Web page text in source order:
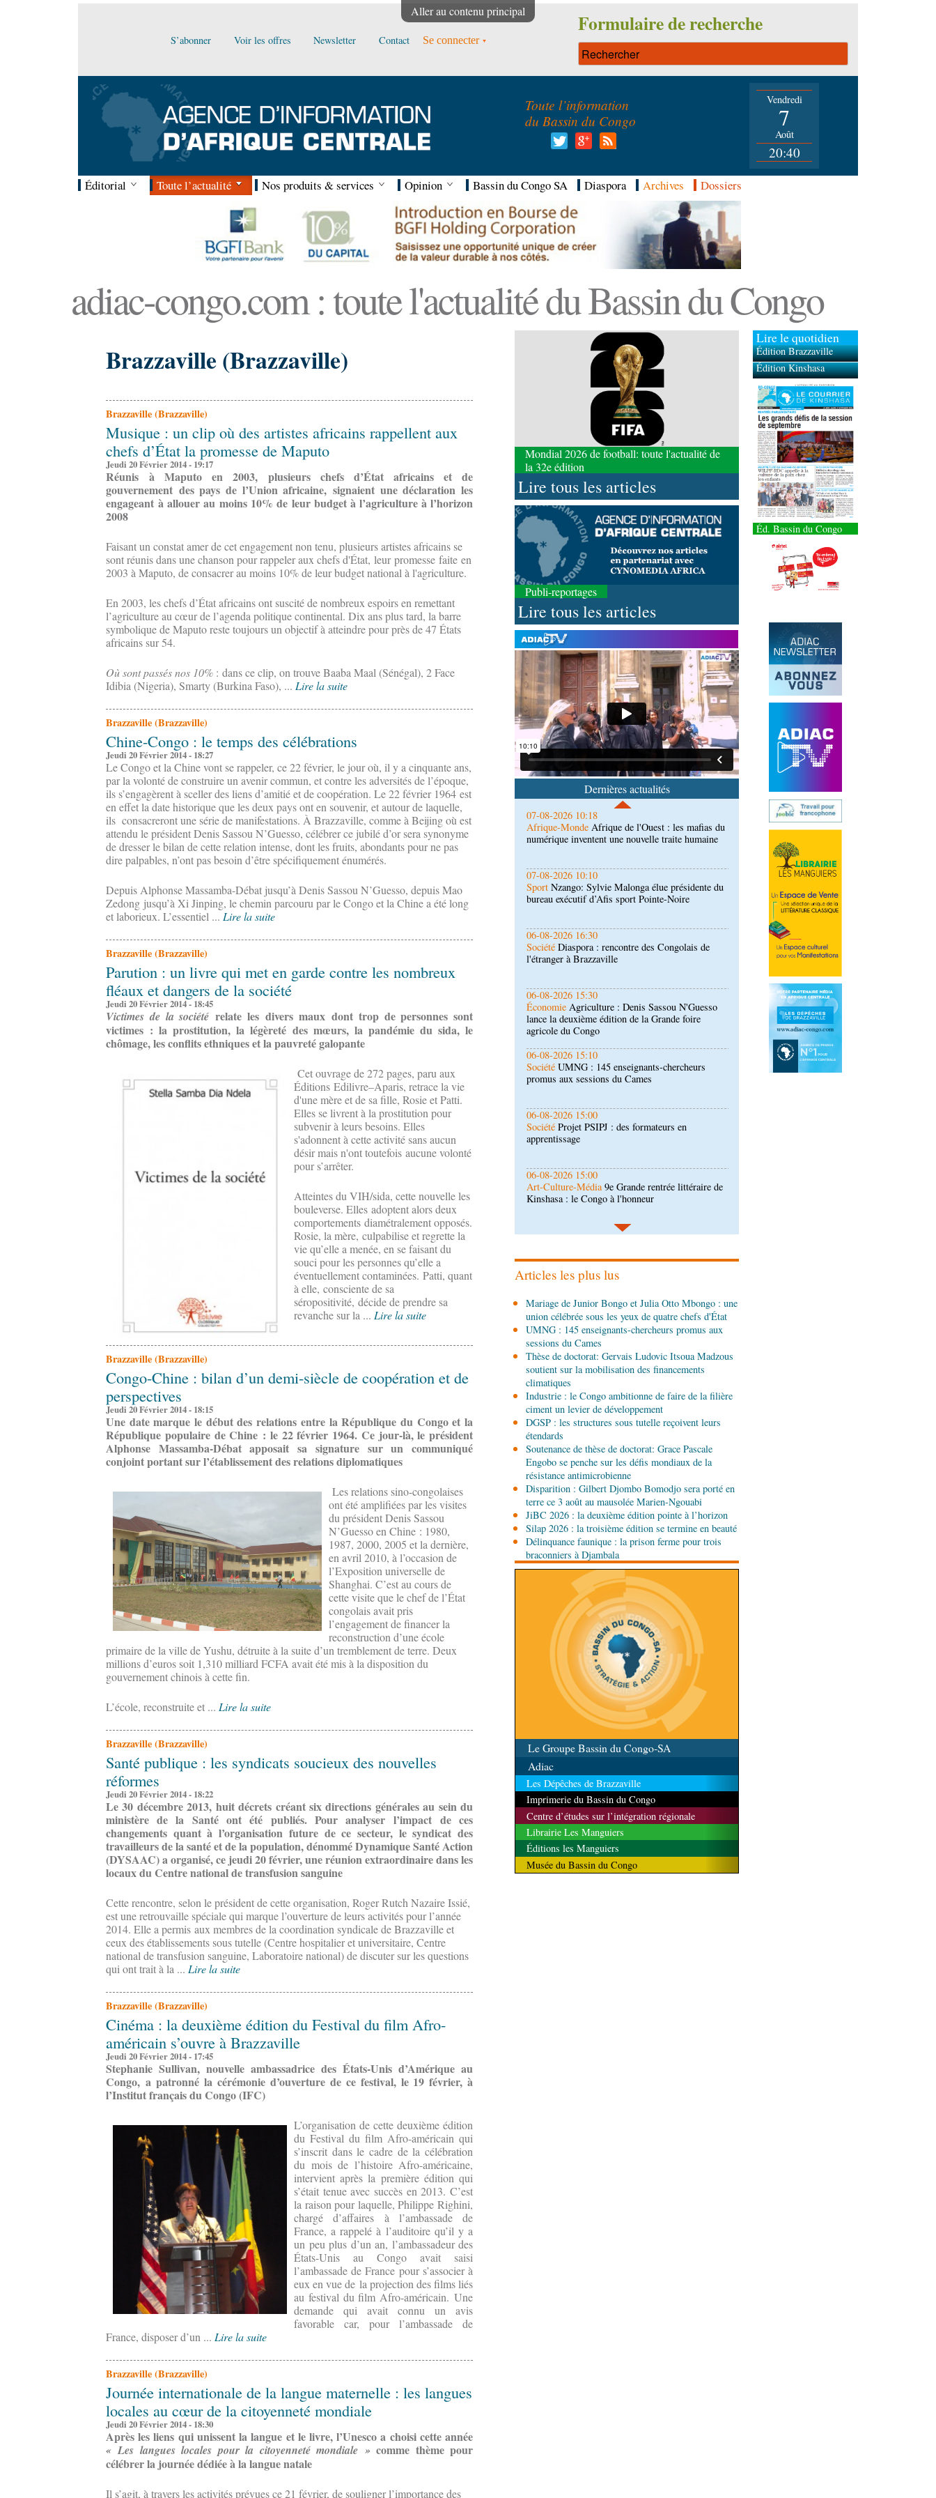
Aller au contenu principal
S’abonner Voir les offres Newsletter Contact Se connecter
Formulaire de recherche
Toute l’information
du Bassin du Congo
Vendredi
7
Août
20:40
Éditorial Toute l’actualité Nos produits & services Opinion Bassin du Congo SA Diaspora Archives Dossiers
adiac-congo.com : toute l'actualité du Bassin du Congo
Brazzaville (Brazzaville)
Brazzaville (Brazzaville)
Musique : un clip où des artistes africains rappellent aux
chefs d’État la promesse de Maputo
Jeudi 20 Février 2014 - 19:17
Réunis à Maputo en 2003, plusieurs chefs d’État africains et de
gouvernement des pays de l’Union africaine, signaient une déclaration les
engageant à allouer au moins 10% de leur budget à l’agriculture à l’horizon
2008
Faisant un constat amer de cet engagement non tenu, plusieurs artistes africains se
sont réunis dans une chanson pour rappeler aux chefs d'État, leur promesse faite en
2003 à Maputo, de consacrer au moins 10% de leur budget national à l'agriculture.
En 2003, les chefs d’État africains ont suscité de nombreux espoirs en remettant
l’agriculture au cœur de l’agenda politique continental. Dix ans plus tard, la barre
symbolique de Maputo reste toujours un objectif à atteindre pour près de 47 États
africains sur 54.
Où sont passés nos 10% : dans ce clip, on trouve Baaba Maal (Sénégal), 2 Face
Idibia (Nigeria), Smarty (Burkina Faso), ... Lire la suite
Brazzaville (Brazzaville)
Chine-Congo : le temps des célébrations
Jeudi 20 Février 2014 - 18:27
Le Congo et la Chine vont se rappeler, ce 22 février, le jour où, il y a cinquante ans,
par la volonté de construire un avenir commun, et contre les adversités de l’époque,
ils s’engagèrent à sceller des liens d’amitié et de coopération. Le 22 février 1964 est
en effet la date historique que les deux pays ont en souvenir, et autour de laquelle,
ils consacreront une série de manifestations. À Brazzaville, comme à Beijing où est
attendu le président Denis Sassou N’Guesso, célébrer ce jubilé d’or sera synonyme
de dresser le bilan de cette relation intense, dont les fruits, abondants pour ne pas
dire palpables, n’ont pas besoin d’être spécifiquement énumérés.
Depuis Alphonse Massamba-Débat jusqu’à Denis Sassou N’Guesso, depuis Mao
Zedong jusqu’à Xi Jinping, le chemin parcouru par le Congo et la Chine a été long
et laborieux. L’essentiel ... Lire la suite
Brazzaville (Brazzaville)
Parution : un livre qui met en garde contre les nombreux
fléaux et dangers de la société
Jeudi 20 Février 2014 - 18:45
Victimes de la société relate les divers maux dont trop de personnes sont
victimes : la prostitution, la légèreté des mœurs, la pandémie du sida, le
chômage, les conflits ethniques et la pauvreté galopante
Cet ouvrage de 272 pages, paru aux
Éditions Edilivre–Aparis, retrace la vie
d'une mère et de sa fille, Rosie et Patti.
Elles se livrent à la prostitution pour
subvenir à leurs besoins. Elles
s'adonnent à cette activité sans aucun
désir mais n'ont toutefois aucune volonté
pour s’arrêter.
Atteintes du VIH/sida, cette nouvelle les
bouleverse. Elles adoptent alors deux
comportements diamétralement opposés.
Rosie, la mère, culpabilise et regrette la
vie qu’elle a menée, en se faisant du
souci pour les personnes qu’elle a
éventuellement contaminées. Patti, quant
à elle, consciente de sa
séropositivité, décide de prendre sa
revanche sur la ... Lire la suite
Brazzaville (Brazzaville)
Congo-Chine : bilan d’un demi-siècle de coopération et de
perspectives
Jeudi 20 Février 2014 - 18:15
Une date marque le début des relations entre la République du Congo et la
République populaire de Chine : le 22 février 1964. Ce jour-là, le président
Alphonse Massamba-Débat apposait sa signature sur un communiqué
conjoint portant sur l’établissement des relations diplomatiques
Les relations sino-congolaises
ont été amplifiées par les visites
du président Denis Sassou
N’Guesso en Chine : 1980,
1987, 2000, 2005 et la dernière,
en avril 2010, à l’occasion de
l’Exposition universelle de
Shanghai. C’est au cours de
cette visite que le chef de l’État
congolais avait pris
l’engagement de financer la
reconstruction d’une école
primaire de la ville de Yushu, détruite à la suite d’un tremblement de terre. Deux
millions d’euros soit 1,310 milliard FCFA avait été mis à la disposition du
gouvernement chinois à cette fin.
L’école, reconstruite et ... Lire la suite
Brazzaville (Brazzaville)
Santé publique : les syndicats soucieux des nouvelles
réformes
Jeudi 20 Février 2014 - 18:22
Le 30 décembre 2013, huit décrets créant six directions générales au sein du
ministère de la Santé ont été publiés. Pour analyser l’impact de ces
changements quant à l’organisation future de ce secteur, le syndicat des
travailleurs de la santé et de la population, dénommé Dynamique Santé Action
(DYSAAC) a organisé, ce jeudi 20 février, une réunion extraordinaire dans les
locaux du Centre national de transfusion sanguine
Cette rencontre, selon le président de cette organisation, Roger Rutch Nazaire Issié,
est une retrouvaille spéciale qui marque l’ouverture de leurs activités pour l’année
2014. Elle a permis aux membres de la coordination syndicale de Brazzaville et
ceux des établissements sous tutelle (Centre hospitalier et universitaire, Centre
national de transfusion sanguine, Laboratoire national) de discuter sur les questions
qui ont trait à la ... Lire la suite
Brazzaville (Brazzaville)
Cinéma : la deuxième édition du Festival du film Afro-
américain s’ouvre à Brazzaville
Jeudi 20 Février 2014 - 17:45
Stephanie Sullivan, nouvelle ambassadrice des États-Unis d’Amérique au
Congo, a patronné la cérémonie d’ouverture de ce festival, le 19 février, à
l’Institut français du Congo (IFC)
L’organisation de cette deuxième édition
du Festival du film Afro-américain qui
s’inscrit dans le cadre de la célébration
du mois de l’histoire Afro-américaine,
intervient après la première édition qui
s’était tenue avec succès en 2013. C’est
la raison pour laquelle, Philippe Righini,
chargé d’affaires à l’ambassade de
France, a rappelé à l’auditoire qu’il y a
un peu plus d’un an, l’ambassadeur des
États-Unis au Congo avait saisi
l’ambassade de France pour s’associer à
eux en vue de la projection des films liés
au festival du film Afro-américain. Une
demande qui avait connu un avis
favorable car, pour l’ambassade de
France, disposer d’un ... Lire la suite
Brazzaville (Brazzaville)
Journée internationale de la langue maternelle : les langues
locales au cœur de la citoyenneté mondiale
Jeudi 20 Février 2014 - 18:30
Après les liens qui unissent la langue et le livre, l’Unesco a choisi cette année
« Les langues locales pour la citoyenneté mondiale » comme thème pour
célébrer la journéedédiée à la langue natale
Il s’agit, à travers les activités prévues ce 21 février, de souligner l’importance des
Mondial 2026 de football: toute l'actualité de
la 32e édition
Lire tous les articles
Publi-reportages
Lire tous les articles
Dernières actualités
07-08-2026 11:03
SportFootball, le week-end des Diables rouges et
des Congolais de la diaspora en Coupes d'Europe
(matches aller du 3e tour)
07-08-2026 10:18
Afrique de l'Ouest : les mafias du
numérique inventent une nouvelle traite humaine
07-08-2026 10:10
SportNzango: Sylvie Malonga élue présidente du
bureau exécutif d’Afis sport Pointe-Noire
06-08-2026 16:30
SociétéDiaspora : rencontre des Congolais de
l'étranger à Brazzaville
06-08-2026 15:30
ÉconomieAgriculture : Denis Sassou N'Guesso
lance la deuxième édition de la Grande foire
06-08-2026 15:10
SociétéUMNG : 145 enseignants-chercheurs
promus aux sessions du Cames
06-08-2026 15:00
Société Projet PSIPJ : des formateurs en
apprentissage
06-08-2026 15:00
Art-Culture-Média9e Grande rentrée littéraire de
Kinshasa : le Congo à l'honneur
06-08-2026 15:00
ÉconomieDeuxième édition de la Gfac : le défi
d’offrir à la nation des produits alimentaires de
06-08-2026 14:30
les stands, des surgelés dans les assiettes
SociétéÉpidémie d'Ebola : le gouvernement
renforce la riposte avec l'appui de l'OMS et
d'Africa CDC
06-08-2026 12:38
SportCommuniqué : Samira Leonie, nouvelle
ambassadrice de la marque 1xBet Congo-
Brazzaville
06-08-2026 09:30
PolitiqueAssemblée nationale: la Commission
Ecofin s’imprègne des réalités du CHU-B
06-08-2026 08:45
PolitiqueVie des institutions : Pierre Ngolo et
Pierre Oba jettent les bases d’une collaboration
fructueuse
06-08-2026 08:30
Afrique-MondeCentrafrique : les sanctions de
l'ONU cachent la guerre silencieuse pour le
contrôle des ressources
Articles les plus lus
Mariage de Junior Bongo et Julia Otto Mbongo : une
union célébrée sous les yeux de quatre chefs d'État
UMNG : 145 enseignants-chercheurs promus aux
sessions du Cames
Thèse de doctorat: Gervais Ludovic Itsoua Madzous
soutient sur la mobilisation des financements
climatiques
Industrie : le Congo ambitionne de faire de la filière
ciment un levier de développement
DGSP : les structures sous tutelle reçoivent leurs
étendards
Soutenance de thèse de doctorat: Grace Pascale
Engobo se penche sur les défis mondiaux de la
résistance antimicrobienne
Disparition : Gilbert Djombo Bomodjo sera porté en
terre ce 3 août au mausolée Marien-Ngouabi
JiBC 2026 : la deuxième édition pointe à l’horizon
Silap 2026 : la troisième édition se termine en beauté
Délinquance faunique : la prison ferme pour trois
braconniers à Djambala
Le Groupe Bassin du Congo-SA
Adiac
Les Dépêches de Brazzaville
Imprimerie du Bassin du Congo
Centre d’études sur l’intégration régionale
Librairie Les Manguiers
Éditions les Manguiers
Musée du Bassin du Congo
Lire le quotidien
Édition Brazzaville
Édition Kinshasa
Éd. Bassin du Congo